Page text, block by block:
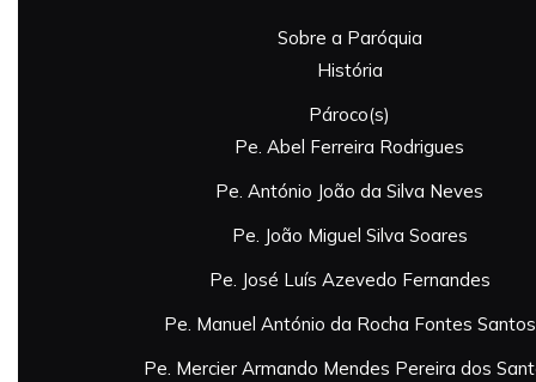
Sobre a Paróquia
História
Pároco(s)
Pe. Abel Ferreira Rodrigues
Pe. António João da Silva Neves
Pe. João Miguel Silva Soares
Pe. José Luís Azevedo Fernandes
Pe. Manuel António da Rocha Fontes Santos
Pe. Mercier Armando Mendes Pereira dos